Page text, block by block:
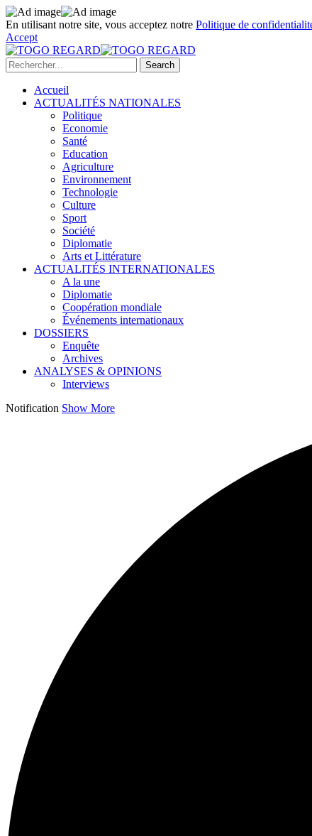
En utilisant notre site, vous acceptez notre Politique de
Accept
Accueil
ACTUALITÉS NATIONALES
Politique
Economie
Santé
Education
Agriculture
Environnement
Technologie
Culture
Sport
Société
Diplomatie
Arts et Littérature
ACTUALITÉS INTERNATIONALES
A la une
Diplomatie
Coopération mondiale
Événements internationaux
DOSSIERS
Enquête
Archives
ANALYSES & OPINIONS
Interviews
Notification Show More